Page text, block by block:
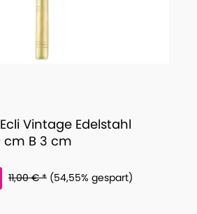
Vintage Edelstahl
cm B 3 cm
11,00 € * (54,55% gespart)